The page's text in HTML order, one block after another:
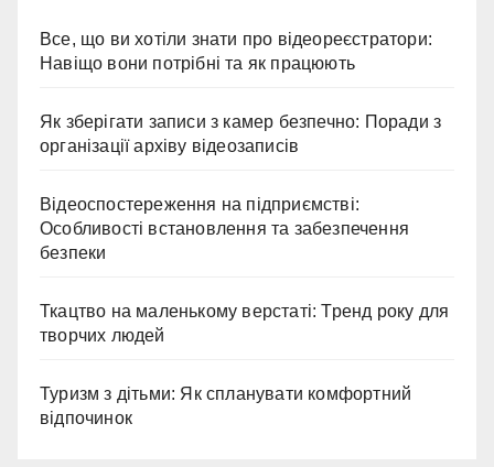
Все, що ви хотіли знати про відеореєстратори:
Навіщо вони потрібні та як працюють
Як зберігати записи з камер безпечно: Поради з
організації архіву відеозаписів
Відеоспостереження на підприємстві:
Особливості встановлення та забезпечення
безпеки
Ткацтво на маленькому верстаті: Тренд року для
творчих людей
Туризм з дітьми: Як спланувати комфортний
відпочинок